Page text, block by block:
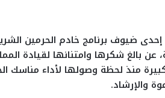
ضيوف برنامج خادم الحرمين
عن بالغ شكرها وامتنانها لقيادة
منذ لحظة وصولها لأداء مناسك
والإرشاد.